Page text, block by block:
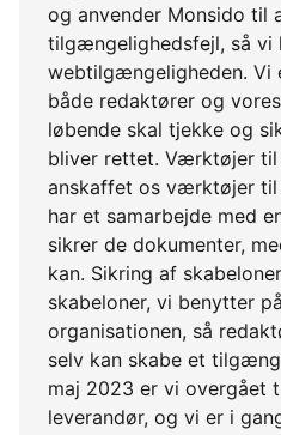
og anvender Monsido til
tilgængelighedsfejl, så vi
webtilgængeligheden. Vi
både redaktører og
løbende skal tjekke og
bliver rettet. Værktøjer til
anskaffet os værktøjer til
har et samarbejde med
sikrer de dokumenter,
kan. Sikring af
skabeloner, vi benytter
organisationen, så
selv kan skabe et
maj 2023 er vi overgået
leverandør, og vi er i